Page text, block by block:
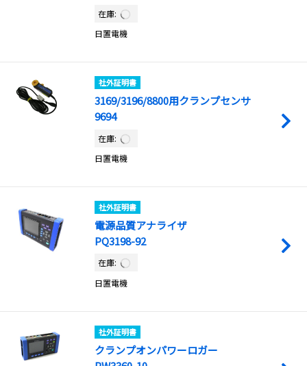
在庫:
日置電機
社外証明書
3169/3196/8800用クランプセンサ
9694
在庫:
日置電機
社外証明書
電源品質アナライザ
PQ3198-92
在庫:
日置電機
社外証明書
クランプオンパワーロガー